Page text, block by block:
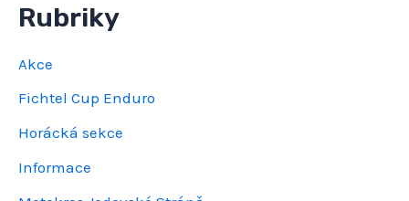
Rubriky
Akce
Fichtel Cup Enduro
Horácká sekce
Informace